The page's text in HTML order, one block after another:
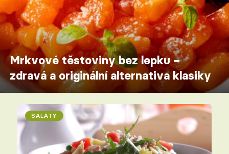
Mrkvové těstoviny bez lepku –
zdravá a originální alternativa klasiky
SALÁTY